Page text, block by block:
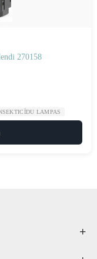
270158
LAMPAS
+